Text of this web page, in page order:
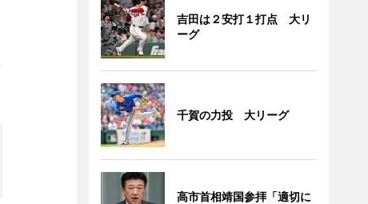
吉田は２安打１打点 大リ
ーグ
千賀の力投 大リーグ
高市首相靖国参拝「適切に